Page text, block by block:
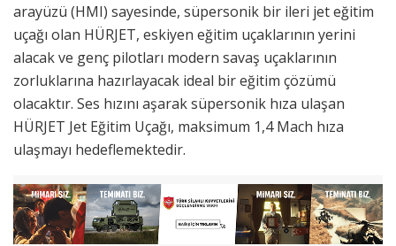
arayüzü (HMI) sayesinde, süpersonik bir ileri jet eğitim
uçağı olan HÜRJET, eskiyen eğitim uçaklarının yerini
alacak ve genç pilotları modern savaş uçaklarının
zorluklarına hazırlayacak ideal bir eğitim çözümü
olacaktır. Ses hızını aşarak süpersonik hıza ulaşan
HÜRJET Jet Eğitim Uçağı, maksimum 1,4 Mach hıza
ulaşmayı hedeflemektedir.